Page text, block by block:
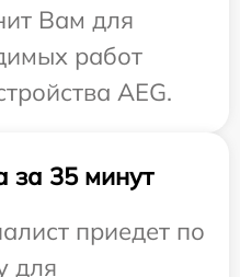
Вам для
работ
AEG.
за 35 минут
приедет по
для